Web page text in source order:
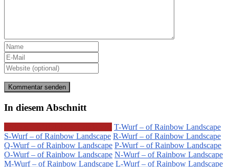
In diesem Abschnitt
T-Wurf – of Rainbow Landscape
S-Wurf – of Rainbow Landscape R-Wurf – of Rainbow Landscape
Q-Wurf – of Rainbow Landscape P-Wurf – of Rainbow Landscape
O-Wurf – of Rainbow Landscape N-Wurf – of Rainbow Landscape
M-Wurf – of Rainbow Landscape L-Wurf – of Rainbow Landscape